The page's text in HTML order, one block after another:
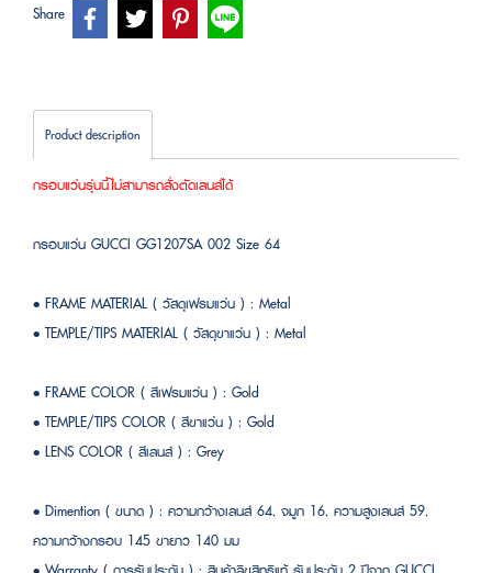
Share
Product description
กรอบแว่นรุ่นนี้ไม่สามารถสั่งตัดเลนส์ได้
กรอบแว่น GUCCI GG1207SA 002 Size 64
• FRAME MATERIAL ( วัสดุเฟรมแว่น ) : Metal
• TEMPLE/TIPS MATERIAL ( วัสดุขาแว่น ) : Metal
• FRAME COLOR ( สีเฟรมแว่น ) : Gold
• TEMPLE/TIPS COLOR ( สีขาแว่น ) : Gold
• LENS COLOR ( สีเลนส์ ) : Grey
• Dimention ( ขนาด ) : ความกว้างเลนส์ 64, จมูก 16, ความสูงเลนส์ 59,
ความกว้างกรอบ 145 ขายาว 140 มม